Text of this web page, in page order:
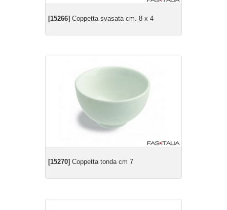
[15266] Coppetta svasata cm. 8 x 4
[15270] Coppetta tonda cm 7